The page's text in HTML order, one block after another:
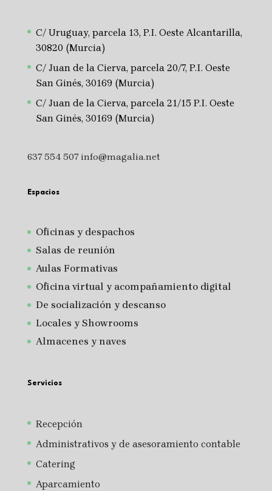
C/ Uruguay, parcela 13, P.I. Oeste Alcantarilla,
30820 (Murcia)
C/ Juan de la Cierva, parcela 20/7, P.I. Oeste
San Ginés, 30169 (Murcia)
C/ Juan de la Cierva, parcela 21/15 P.I. Oeste
San Ginés, 30169 (Murcia)
637 554 507 info@magalia.net
Espacios
Oficinas y despachos
Salas de reunión
Aulas Formativas
Oficina virtual y acompañamiento digital
De socialización y descanso
Locales y Showrooms
Almacenes y naves
Servicios
Recepción
Administrativos y de asesoramiento contable
Catering
Aparcamiento